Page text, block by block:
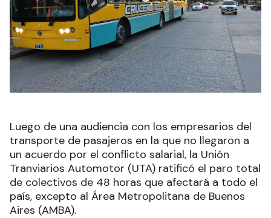
Luego de una audiencia con los empresarios del
transporte de pasajeros en la que no llegaron a
un acuerdo por el conflicto salarial, la Unión
Tranviarios Automotor (UTA) ratificó el paro total
de colectivos de 48 horas que afectará a todo el
país, excepto al Área Metropolitana de Buenos
Aires (AMBA).